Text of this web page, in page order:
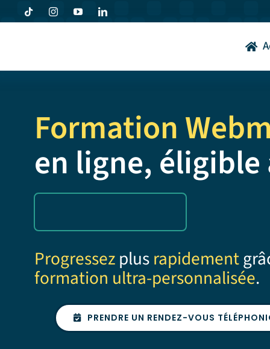
Passer
au
Formation
en ligne, éligible
Progressezplusrapidement
formation ultra-personnalisée.
PRENDRE UN RENDEZ-VOUS